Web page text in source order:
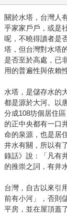
關於水塔，台灣人
乎家家戶戶，或是
呢，不曉得讀者是
塔，但台灣對水塔
是否至於高處，已
用的普遍性與依賴
水塔，是儲存水的
都是源於大河。以
分成108坊個居住
的正中央都有一口
命的泉源，也是居
井水有關，所以有
錄話》說：「凡有
的推崇之詞，有井
台灣，自古以來引
前有小河」，否則
平房，並在屋頂蓋